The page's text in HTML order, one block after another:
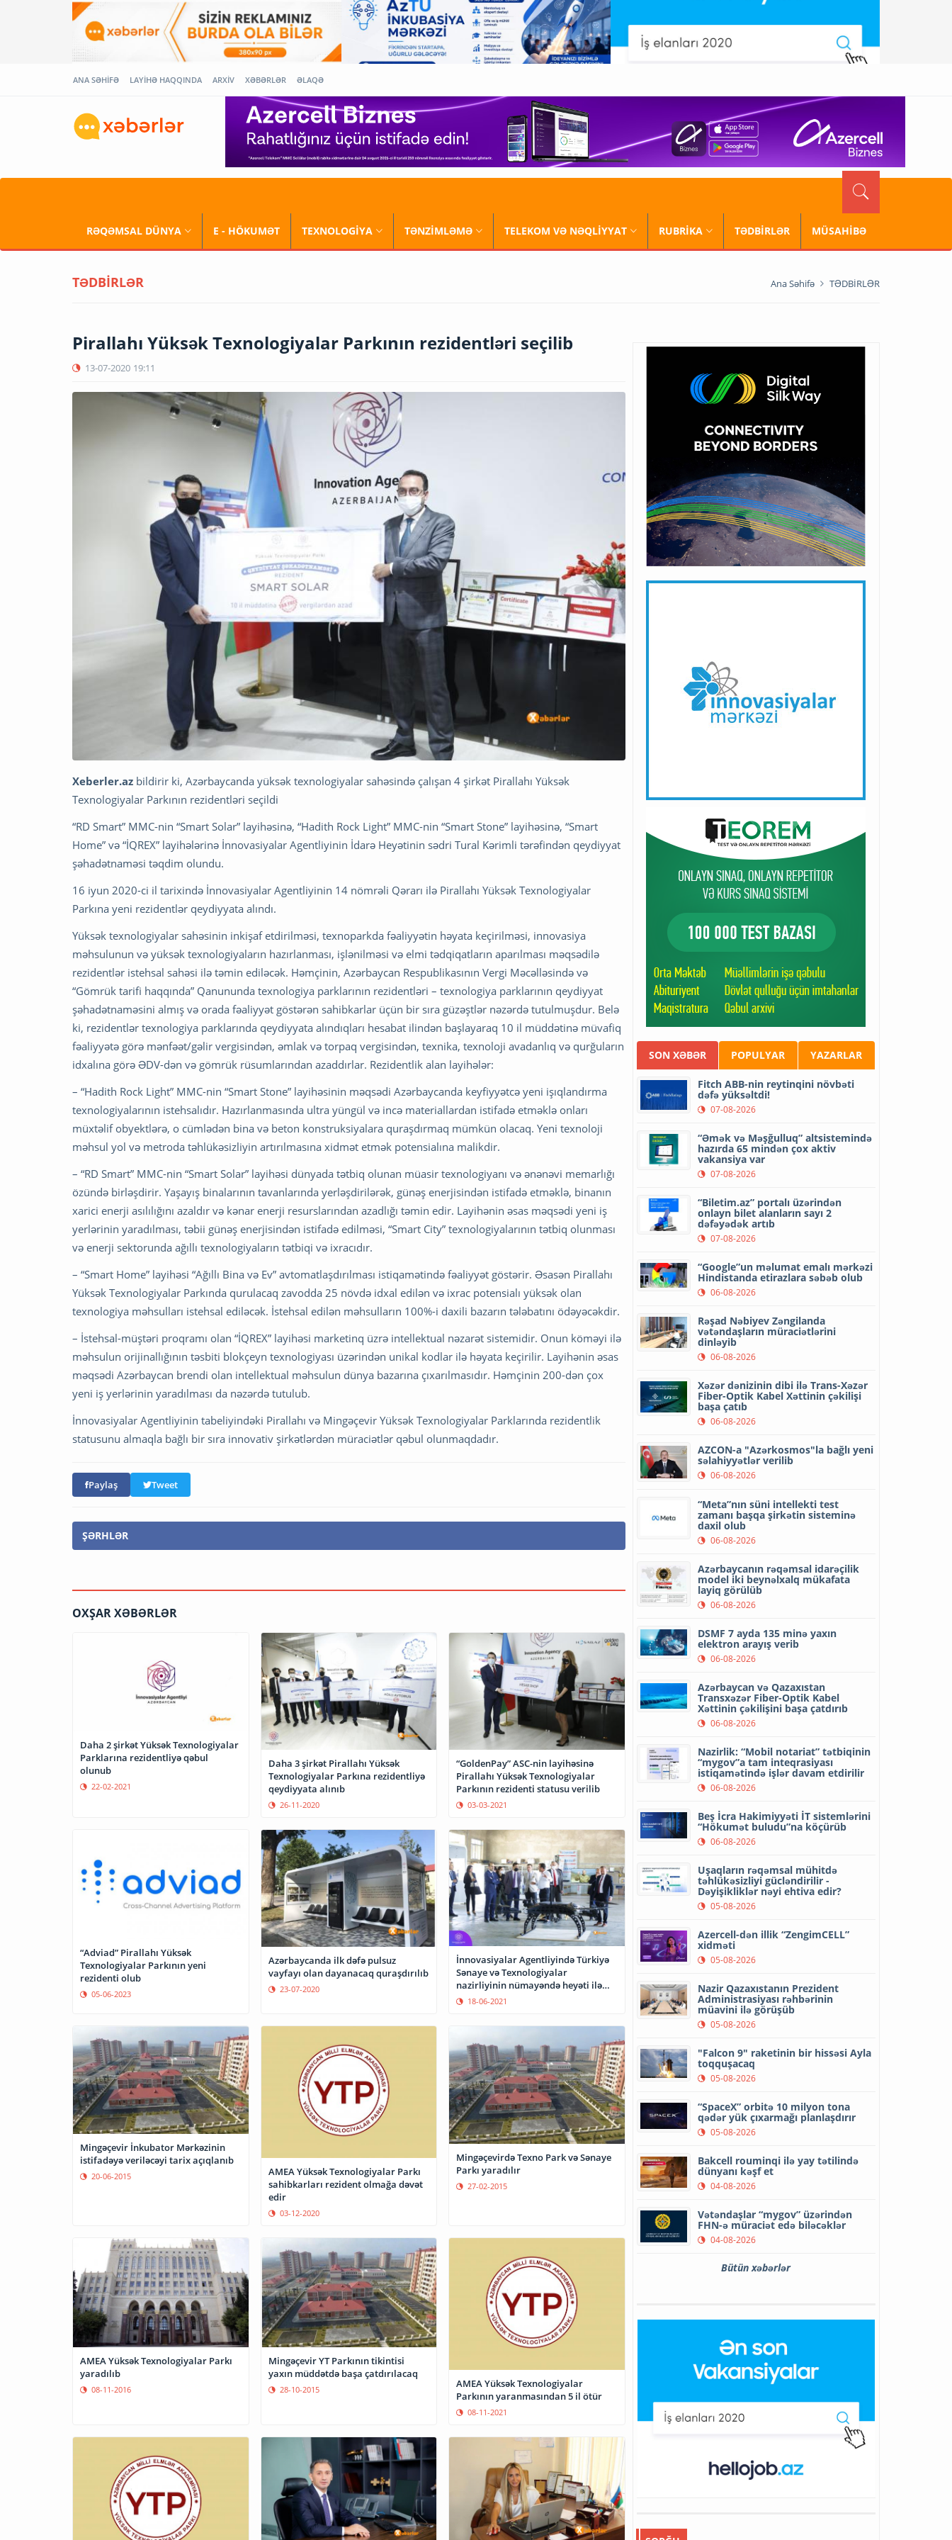
ANA SƏHİFƏ LAYİHƏ HAQQINDA ARXİV XƏBƏRLƏR ƏLAQƏ
RƏQƏMSAL DÜNYA E - HÖKUMƏT TEXNOLOGİYA TƏNZİMLƏMƏ TELEKOM VƏ NƏQLİYYAT RUBRİKA TƏDBİRLƏR MÜSAHİBƏ
TƏDBİRLƏR Ana Səhifə TƏDBİRLƏR
Pirallahı Yüksək Texnologiyalar Parkının rezidentləri seçilib
13-07-2020 19:11
Xeberler.az bildirir ki, Azərbaycanda yüksək texnologiyalar sahəsində çalışan 4 şirkət Pirallahı Yüksək
Texnologiyalar Parkının rezidentləri seçildi
“RD Smart” MMC-nin “Smart Solar” layihəsinə, “Hadith Rock Light” MMC-nin “Smart Stone” layihəsinə, “Smart
Home” və “İQREX” layihələrinə İnnovasiyalar Agentliyinin İdarə Heyətinin sədri Tural Kərimli tərəfindən qeydiyyat
şəhadətnaməsi təqdim olundu.
16 iyun 2020-ci il tarixində İnnovasiyalar Agentliyinin 14 nömrəli Qərarı ilə Pirallahı Yüksək Texnologiyalar
Parkına yeni rezidentlər qeydiyyata alındı.
Yüksək texnologiyalar sahəsinin inkişaf etdirilməsi, texnoparkda fəaliyyətin həyata keçirilməsi, innovasiya
məhsulunun və yüksək texnologiyaların hazırlanması, işlənilməsi və elmi tədqiqatların aparılması məqsədilə
rezidentlər istehsal sahəsi ilə təmin ediləcək. Həmçinin, Azərbaycan Respublikasının Vergi Məcəlləsində və
“Gömrük tarifi haqqında” Qanununda texnologiya parklarının rezidentləri – texnologiya parklarının qeydiyyat
şəhadətnaməsini almış və orada fəaliyyət göstərən sahibkarlar üçün bir sıra güzəştlər nəzərdə tutulmuşdur. Belə
ki, rezidentlər texnologiya parklarında qeydiyyata alındıqları hesabat ilindən başlayaraq 10 il müddətinə müvafiq
fəaliyyətə görə mənfəət/gəlir vergisindən, əmlak və torpaq vergisindən, texnika, texnoloji avadanlıq və qurğuların
idxalına görə ƏDV-dən və gömrük rüsumlarından azaddırlar. Rezidentlik alan layihələr:
– “Hadith Rock Light” MMC-nin “Smart Stone” layihəsinin məqsədi Azərbaycanda keyfiyyətcə yeni işıqlandırma
texnologiyalarının istehsalıdır. Hazırlanmasında ultra yüngül və incə materiallardan istifadə etməklə onları
müxtəlif obyektlərə, o cümlədən bina və beton konstruksiyalara quraşdırmaq mümkün olacaq. Yeni texnoloji
məhsul yol və metroda təhlükəsizliyin artırılmasına xidmət etmək potensialına malikdir.
– “RD Smart” MMC-nin “Smart Solar” layihəsi dünyada tətbiq olunan müasir texnologiyanı və ənənəvi memarlığı
özündə birləşdirir. Yaşayış binalarının tavanlarında yerləşdirilərək, günəş enerjisindən istifadə etməklə, binanın
xarici enerji asılılığını azaldır və kənar enerji resurslarından azadlığı təmin edir. Layihənin əsas məqsədi yeni iş
yerlərinin yaradılması, təbii günəş enerjisindən istifadə edilməsi, “Smart City” texnologiyalarının tətbiq olunması
və enerji sektorunda ağıllı texnologiyaların tətbiqi və ixracıdır.
– “Smart Home” layihəsi “Ağıllı Bina və Ev” avtomatlaşdırılması istiqamətində fəaliyyət göstərir. Əsasən Pirallahı
Yüksək Texnologiyalar Parkında qurulacaq zavodda 25 növdə idxal edilən və ixrac potensialı yüksək olan
texnologiya məhsulları istehsal ediləcək. İstehsal edilən məhsulların 100%-i daxili bazarın tələbatını ödəyəcəkdir.
– İstehsal-müştəri proqramı olan “İQREX” layihəsi marketinq üzrə intellektual nəzarət sistemidir. Onun köməyi ilə
məhsulun orijinallığının təsbiti blokçeyn texnologiyası üzərindən unikal kodlar ilə həyata keçirilir. Layihənin əsas
məqsədi Azərbaycan brendi olan intellektual məhsulun dünya bazarına çıxarılmasıdır. Həmçinin 200-dən çox
yeni iş yerlərinin yaradılması da nəzərdə tutulub.
İnnovasiyalar Agentliyinin tabeliyindəki Pirallahı və Mingəçevir Yüksək Texnologiyalar Parklarında rezidentlik
statusunu almaqla bağlı bir sıra innovativ şirkətlərdən müraciətlər qəbul olunmaqdadır.
Paylaş Tweet
ŞƏRHLƏR
OXŞAR XƏBƏRLƏR
Daha 2 şirkət Yüksək Texnologiyalar
Parklarına rezidentliyə qəbul
olunub
22-02-2021
Daha 3 şirkət Pirallahı Yüksək
Texnologiyalar Parkına rezidentliyə
qeydiyyata alınıb
26-11-2020
“GoldenPay” ASC-nin layihəsinə
Pirallahı Yüksək Texnologiyalar
Parkının rezidenti statusu verilib
03-03-2021
“Adviad” Pirallahı Yüksək
Texnologiyalar Parkının yeni
rezidenti olub
05-06-2023
Azərbaycanda ilk dəfə pulsuz
vayfayı olan dayanacaq quraşdırılıb
23-07-2020
İnnovasiyalar Agentliyində Türkiyə
Sənaye və Texnologiyalar
nazirliyinin nümayəndə heyəti ilə
görüş keçirilib
18-06-2021
Mingəçevir İnkubator Mərkəzinin
istifadəyə veriləcəyi tarix açıqlanıb
20-06-2015
AMEA Yüksək Texnologiyalar Parkı
sahibkarları rezident olmağa dəvət
edir
03-12-2020
Mingəçevirdə Texno Park və Sənaye
Parkı yaradılır
27-02-2015
AMEA Yüksək Texnologiyalar Parkı
yaradılıb
08-11-2016
Mingəçevir YT Parkının tikintisi
yaxın müddətdə başa çatdırılacaq
28-10-2015
AMEA Yüksək Texnologiyalar
Parkının yaranmasından 5 il ötür
08-11-2021
SON XƏBƏR POPULYAR YAZARLAR
Fitch ABB-nin reytinqini növbəti
dəfə yüksəltdi!
07-08-2026
“Əmək və Məşğulluq” altsistemində
hazırda 65 mindən çox aktiv
vakansiya var
07-08-2026
“Biletim.az” portalı üzərindən
onlayn bilet alanların sayı 2
dəfəyədək artıb
07-08-2026
“Google”un məlumat emalı mərkəzi
Hindistanda etirazlara səbəb olub
06-08-2026
Rəşad Nəbiyev Zəngilanda
vətəndaşların müraciətlərini
dinləyib
06-08-2026
Xəzər dənizinin dibi ilə Trans-Xəzər
Fiber-Optik Kabel Xəttinin çəkilişi
başa çatıb
06-08-2026
AZCON-a "Azərkosmos"la bağlı yeni
səlahiyyətlər verilib
06-08-2026
“Meta”nın süni intellekti test
zamanı başqa şirkətin sisteminə
daxil olub
06-08-2026
Azərbaycanın rəqəmsal idarəçilik
model iki beynəlxalq mükafata
layiq görülüb
06-08-2026
DSMF 7 ayda 135 minə yaxın
elektron arayış verib
06-08-2026
Azərbaycan və Qazaxıstan
Transxəzər Fiber-Optik Kabel
Xəttinin çəkilişini başa çatdırıb
06-08-2026
Nazirlik: “Mobil notariat” tətbiqinin
“mygov”a tam inteqrasiyası
istiqamətində işlər davam etdirilir
06-08-2026
Beş İcra Hakimiyyəti İT sistemlərini
“Hökumət buludu”na köçürüb
06-08-2026
Uşaqların rəqəmsal mühitdə
təhlükəsizliyi gücləndirilir -
Dəyişikliklər nəyi ehtiva edir?
05-08-2026
Azercell-dən illik “ZengimCELL”
xidməti
05-08-2026
Nazir Qazaxıstanın Prezident
Administrasiyası rəhbərinin
müavini ilə görüşüb
05-08-2026
"Falcon 9" raketinin bir hissəsi Ayla
toqquşacaq
05-08-2026
“SpaceX” orbitə 10 milyon tona
qədər yük çıxarmağı planlaşdırır
05-08-2026
Bakcell rouminqi ilə yay tətilində
dünyanı kəşf et
04-08-2026
Vətəndaşlar “mygov” üzərindən
FHN-ə müraciət edə biləcəklər
04-08-2026
Bütün xəbərlər